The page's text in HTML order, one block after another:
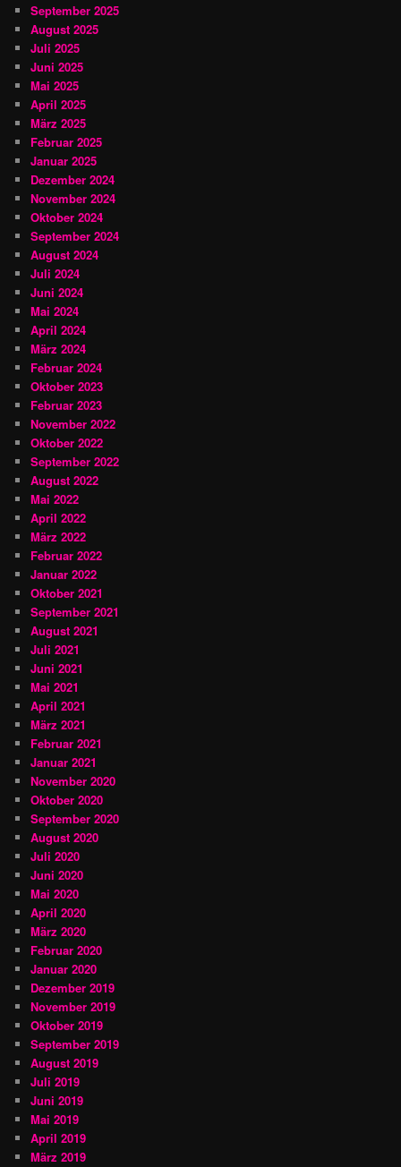
September 2025
August 2025
Juli 2025
Juni 2025
Mai 2025
April 2025
März 2025
Februar 2025
Januar 2025
Dezember 2024
November 2024
Oktober 2024
September 2024
August 2024
Juli 2024
Juni 2024
Mai 2024
April 2024
März 2024
Februar 2024
Oktober 2023
Februar 2023
November 2022
Oktober 2022
September 2022
August 2022
Mai 2022
April 2022
März 2022
Februar 2022
Januar 2022
Oktober 2021
September 2021
August 2021
Juli 2021
Juni 2021
Mai 2021
April 2021
März 2021
Februar 2021
Januar 2021
November 2020
Oktober 2020
September 2020
August 2020
Juli 2020
Juni 2020
Mai 2020
April 2020
März 2020
Februar 2020
Januar 2020
Dezember 2019
November 2019
Oktober 2019
September 2019
August 2019
Juli 2019
Juni 2019
Mai 2019
April 2019
März 2019